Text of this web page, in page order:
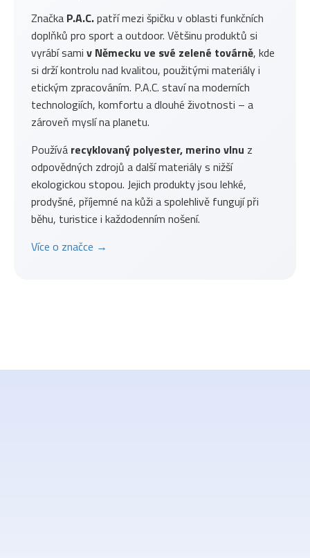
Značka P.A.C.patří mezi špičku v oblasti funkčních
doplňků pro sport a outdoor. Většinu produktů si
vyrábí sami v Německu ve své zelené továrně, kde
si drží kontrolu nad kvalitou, použitými materiály i
etickým zpracováním. P.A.C. staví na moderních
technologiích, komfortu a dlouhé životnosti – a
zároveň myslí na planetu.
Používá recyklovaný polyester, merino vlnu z
odpovědných zdrojů a další materiály s nižší
ekologickou stopou. Jejich produkty jsou lehké,
prodyšné, příjemné na kůži a spolehlivě fungují při
běhu, turistice i každodenním nošení.
Více o značce →